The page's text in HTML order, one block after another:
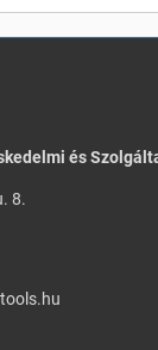
és
8.